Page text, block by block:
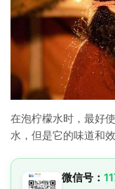
在泡柠檬水时，最好
水，但是它的味道和
微信号：